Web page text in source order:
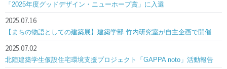
「2025年度グッドデザイン・ニューホープ賞」に入選
2025.07.16
【まちの物語としての建築展】建築学部 竹内研究室が自主企画で開催
2025.07.02
北陸建築学生仮設住宅環境支援プロジェクト「GAPPA noto」活動報告